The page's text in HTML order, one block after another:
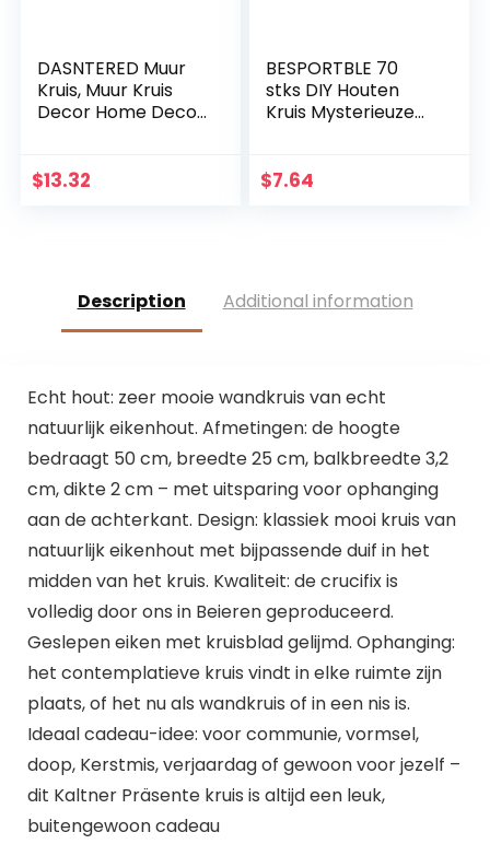
DASNTERED Muur
Kruis, Muur Kruis
Decor Home Decor
Kruis Eenvoudige
$13.32
BESPORTBLE 70
stks DIY Houten
Kruis Mysterieuze
Ornamenten Jezus
$7.64
Description Additional information
Echt hout: zeer mooie wandkruis van echt
natuurlijk eikenhout. Afmetingen: de hoogte
bedraagt 50 cm, breedte 25 cm, balkbreedte 3,2
cm, dikte 2 cm – met uitsparing voor ophanging
aan de achterkant. Design: klassiek mooi kruis van
natuurlijk eikenhout met bijpassende duif in het
midden van het kruis. Kwaliteit: de crucifix is
volledig door ons in Beieren geproduceerd.
Geslepen eiken met kruisblad gelijmd. Ophanging:
het contemplatieve kruis vindt in elke ruimte zijn
plaats, of het nu als wandkruis of in een nis is.
Ideaal cadeau-idee: voor communie, vormsel,
doop, Kerstmis, verjaardag of gewoon voor jezelf –
dit Kaltner Präsente kruis is altijd een leuk,
buitengewoon cadeau